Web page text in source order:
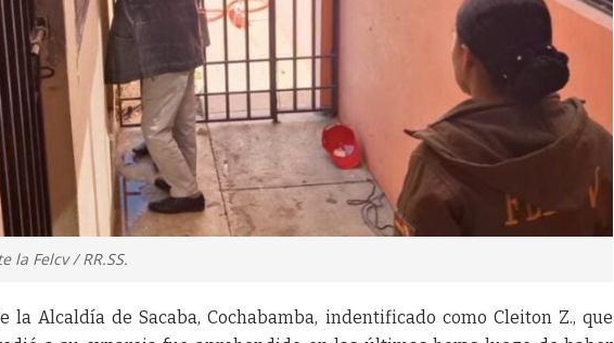
Felcv / RR.SS.
la Alcaldía de Sacaba, Cochabamba, indentificado como Cleiton Z., que